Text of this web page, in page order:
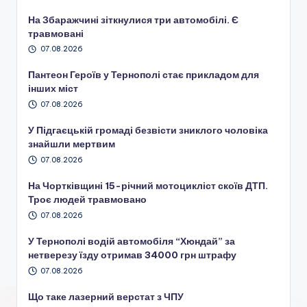
На Збаражчині зіткнулися три автомобілі. Є
травмовані
07.08.2026
Пантеон Героїв у Тернополі стає прикладом для
інших міст
07.08.2026
У Підгаєцькій громаді безвісти зниклого чоловіка
знайшли мертвим
07.08.2026
На Чортківщині 15-річний мотоцикліст скоїв ДТП.
Троє людей травмовано
07.08.2026
У Тернополі водій автомобіля “Хюндай” за
нетверезу їзду отримав 34000 грн штрафу
07.08.2026
Що таке лазерний верстат з ЧПУ